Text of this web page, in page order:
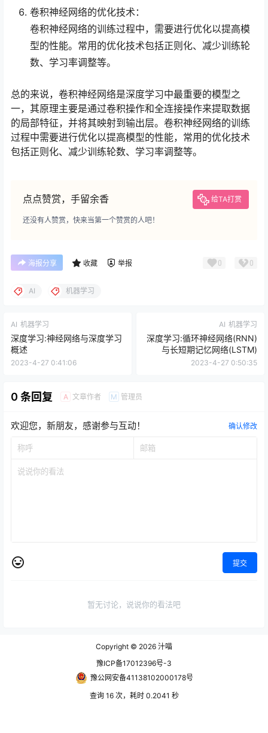
卷积神经网络的优化技术：
卷积神经网络的训练过程中，需要进行优化以提高模
型的性能。常用的优化技术包括正则化、减少训练轮
数、学习率调整等。
总的来说，卷积神经网络是深度学习中最重要的模型之
一，其原理主要是通过卷积操作和全连接操作来提取数据
的局部特征，并将其映射到输出层。卷积神经网络的训练
过程中需要进行优化以提高模型的性能，常用的优化技术
包括正则化、减少训练轮数、学习率调整等。
点点赞赏，手留余香 给TA打赏
还没有人赞赏，快来当第一个赞赏的人吧！
海报分享 收藏 举报 0 0
AI 机器学习
AI 机器学习
深度学习:神经网络与深度学习
概述
2023-4-27 0:41:06
AI 机器学习
深度学习:循环神经网络(RNN)
与长短期记忆网络(LSTM)
2023-4-27 0:50:35
0 条回复 A 文章作者 M 管理员
欢迎您，新朋友，感谢参与互动！ 确认修改
提交
暂无讨论，说说你的看法吧
Copyright © 2026 汁喵
豫ICP备17012396号-3
豫公网安备41138102000178号
查询 16 次，耗时 0.2041 秒